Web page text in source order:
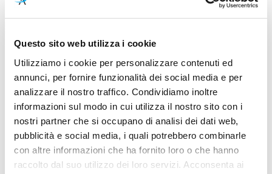
Questo sito web utilizza i cookie
Utilizziamo i cookie per personalizzare contenuti ed
annunci, per fornire funzionalità dei social media e per
analizzare il nostro traffico. Condividiamo inoltre
informazioni sul modo in cui utilizza il nostro sito con i
nostri partner che si occupano di analisi dei dati web,
pubblicità e social media, i quali potrebbero combinarle
con altre informazioni che ha fornito loro o che hanno
raccolto dal suo utilizzo dei loro servizi. Acconsenta ai
Caratteristiche
Cod.Art.
A2603021WR
Colore led
3000K
Dimensioni
Ø 80mm - 350mm
Sorgente luminosa
Led integrato
Potenza e attacco
7W - 3000K - 940Lm - CRI90
Dimmerazione
1-10V
Classe energetica